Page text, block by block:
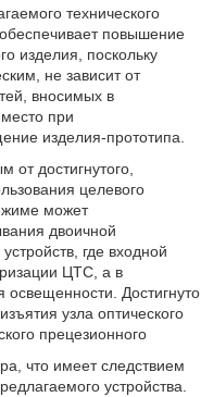
технического
повышение
изделия, поскольку
не зависит от
вносимых в
при
изделия-прототипа.
от достигнутого,
целевого
может
двоичной
где входной
ЦТС, а в
Достигнуто
узла оптического
прецезионного
что имеет следствием
устройства.